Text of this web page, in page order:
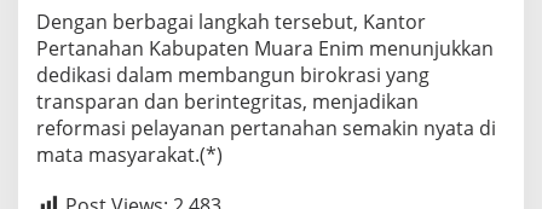
Dengan berbagai langkah tersebut, Kantor
Pertanahan Kabupaten Muara Enim menunjukkan
dedikasi dalam membangun birokrasi yang
transparan dan berintegritas, menjadikan
reformasi pelayanan pertanahan semakin nyata di
mata masyarakat.(*)